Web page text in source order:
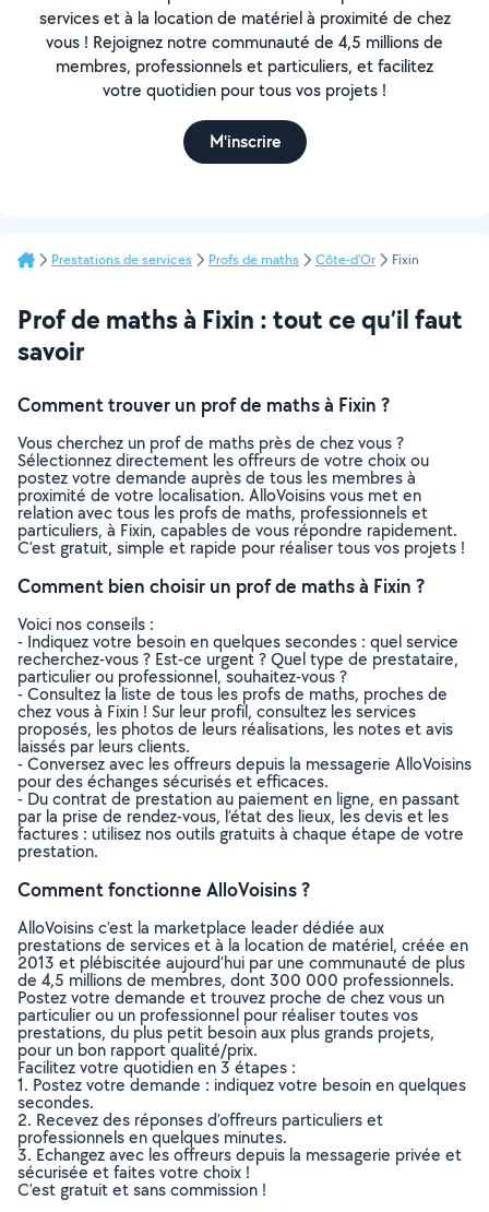
services et à la location de matériel à proximité de chez
vous ! Rejoignez notre communauté de 4,5 millions de
membres, professionnels et particuliers, et facilitez
votre quotidien pour tous vos projets !
M'inscrire
Prestations de services Profs de maths Côte-d'Or Fixin
Prof de maths à Fixin : tout ce qu’il faut
savoir
Comment trouver un prof de maths à Fixin ?
Vous cherchez un prof de maths près de chez vous ?
Sélectionnez directement les offreurs de votre choix ou
postez votre demande auprès de tous les membres à
proximité de votre localisation. AlloVoisins vous met en
relation avec tous les profs de maths, professionnels et
particuliers, à Fixin, capables de vous répondre rapidement.
C’est gratuit, simple et rapide pour réaliser tous vos projets !
Comment bien choisir un prof de maths à Fixin ?
Voici nos conseils :
- Indiquez votre besoin en quelques secondes : quel service
recherchez-vous ? Est-ce urgent ? Quel type de prestataire,
particulier ou professionnel, souhaitez-vous ?
- Consultez la liste de tous les profs de maths, proches de
chez vous à Fixin ! Sur leur profil, consultez les services
proposés, les photos de leurs réalisations, les notes et avis
laissés par leurs clients.
- Conversez avec les offreurs depuis la messagerie AlloVoisins
pour des échanges sécurisés et efficaces.
- Du contrat de prestation au paiement en ligne, en passant
par la prise de rendez-vous, l’état des lieux, les devis et les
factures : utilisez nos outils gratuits à chaque étape de votre
prestation.
Comment fonctionne AlloVoisins ?
AlloVoisins c’est la marketplace leader dédiée aux
prestations de services et à la location de matériel, créée en
2013 et plébiscitée aujourd’hui par une communauté de plus
de 4,5 millions de membres, dont 300 000 professionnels.
Postez votre demande et trouvez proche de chez vous un
particulier ou un professionnel pour réaliser toutes vos
prestations, du plus petit besoin aux plus grands projets,
pour un bon rapport qualité/prix.
Facilitez votre quotidien en 3 étapes :
1. Postez votre demande : indiquez votre besoin en quelques
secondes.
2. Recevez des réponses d’offreurs particuliers et
professionnels en quelques minutes.
3. Echangez avec les offreurs depuis la messagerie privée et
sécurisée et faites votre choix !
C’est gratuit et sans commission !